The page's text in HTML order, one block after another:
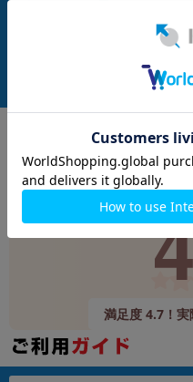
発売日：2025/05
付属品: 充電ケー
在庫数：1
中古Cランク
9,520
満足度 4.7！